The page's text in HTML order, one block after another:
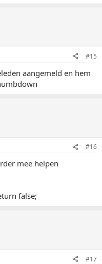
#15
aangemeld en hem
#16
mee helpen
false;
#17